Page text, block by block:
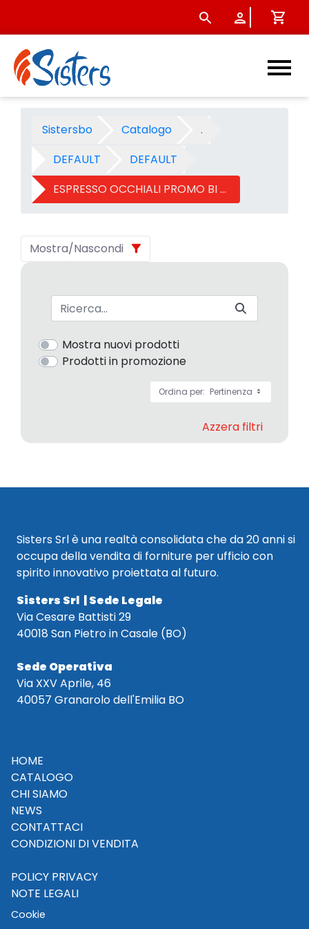
ESPRESSO OCCHIALI
Sistersbo Catalogo
.
DEFAULT
DEFAULT
ESPRESSO OCCHIALI PROMO BI PACK
Mostra/Nascondi
Barra di ricerca
Mostra nuovi prodotti
Prodotti in promozione
Ordina per: Pertinenza
Azzera filtri
Sisters Srl è una realtà consolidata che da 20 anni si
occupa della vendita di forniture per ufficio con
spirito innovativo proiettata al futuro.
Sisters Srl | Sede Legale
Via Cesare Battisti 29
40018 San Pietro in Casale (BO)
Sede Operativa
Via XXV Aprile, 46
40057 Granarolo dell'Emilia BO
HOME
CATALOGO
CHI SIAMO
NEWS
CONTATTACI
CONDIZIONI DI VENDITA
POLICY PRIVACY
NOTE LEGALI
Cookie